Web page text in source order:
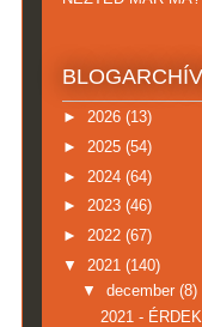
► 2026 (13)
► 2025 (54)
► 2024 (64)
► 2023 (46)
► 2022 (67)
▼ 2021 (140)
▼ december (8)
2021 -